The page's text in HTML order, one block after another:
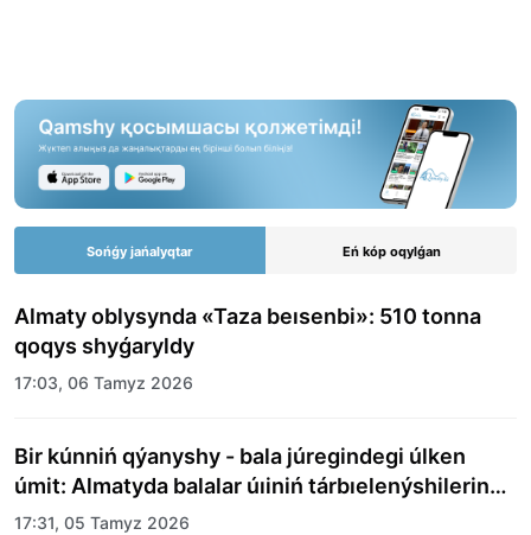
Sońǵy jańalyqtar Eń kóp oqylǵan
Almaty oblysynda «Taza beısenbi»: 510 tonna
qoqys shyǵaryldy
17:03, 06 Tamyz 2026
Bir kúnniń qýanyshy - bala júregindegi úlken
úmit: Almatyda balalar úıiniń tárbıelenýshilerine
merekelik kún uıymdastyryldy
17:31, 05 Tamyz 2026